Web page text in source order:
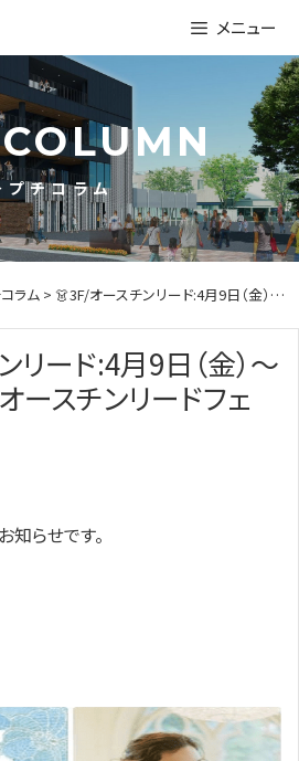
メニュー
チコラム
ラム > 👗3F/オースチンリード:4月9日（金）～4月25日（日）「オースチンリードフェア」開催✨
リード:4月9日（金）～
ースチンリードフェ
知らせです。